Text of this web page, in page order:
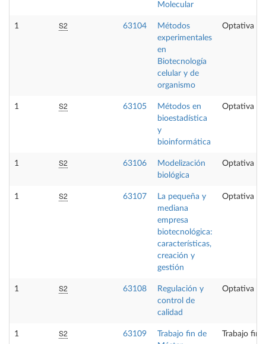
Molecular
1 S2 63104
Métodos
experimentales
en
Biotecnología
celular y de
organismo
Optativa
1 S2 63105
Métodos en
bioestadística
y
bioinformática
Optativa
1 S2 63106
Modelización
biológica
Optativa
1 S2 63107
La pequeña y
mediana
empresa
biotecnológica:
características,
creación y
gestión
Optativa
1 S2 63108
Regulación y
control de
calidad
Optativa
1 S2 63109
Trabajo fin de
Trabajo fin